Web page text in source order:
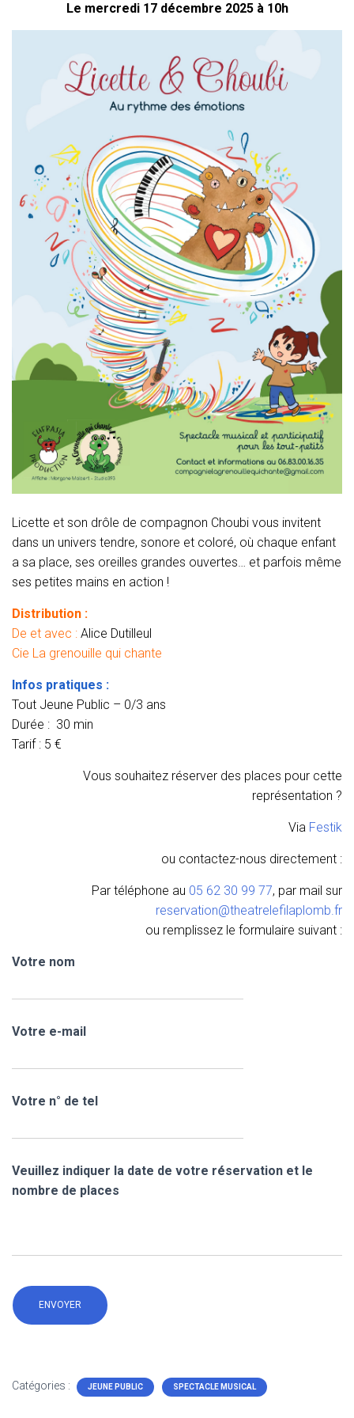
Le mercredi 17 décembre 2025 à 10h
Licette et son drôle de compagnon Choubi vous invitent
dans un univers tendre, sonore et coloré, où chaque enfant
a sa place, ses oreilles grandes ouvertes… et parfois même
ses petites mains en action !
Distribution :
De et avec : Alice Dutilleul
Cie La grenouille qui chante
Infos pratiques :
Tout Jeune Public – 0/3 ans
Durée : 30 min
Tarif : 5 €
Vous souhaitez réserver des places pour cette
représentation ?
Via Festik
ou contactez-nous directement :
Par téléphone au 05 62 30 99 77, par mail sur
reservation@theatrelefilaplomb.fr
ou remplissez le formulaire suivant :
Votre nom
Votre e-mail
Votre n° de tel
Veuillez indiquer la date de votre réservation et le
nombre de places
Catégories : JEUNE PUBLIC SPECTACLE MUSICAL